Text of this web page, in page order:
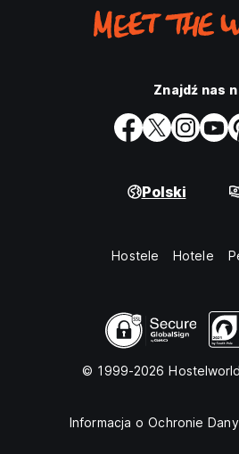
Znajdź nas
Polski
Hostele Hotele
© 1999-2026
Informacja o Ochronie